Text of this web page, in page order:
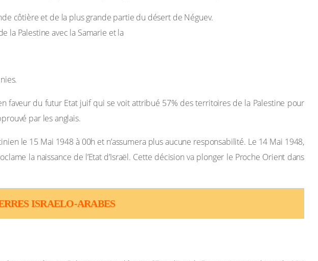
côtière et de la plus grande partie du désert de Néguev.
la Palestine avec la Samarie et la
faveur du futur Etat juif qui se voit attribué 57% des territoires de la Palestine pour
par les anglais.
le 15 Mai 1948 à 00h et n’assumera plus aucune responsabilité. Le 14 Mai 1948,
la naissance de l’Etat d’Israël. Cette décision va plonger le Proche Orient dans
ISRAELO-ARABES